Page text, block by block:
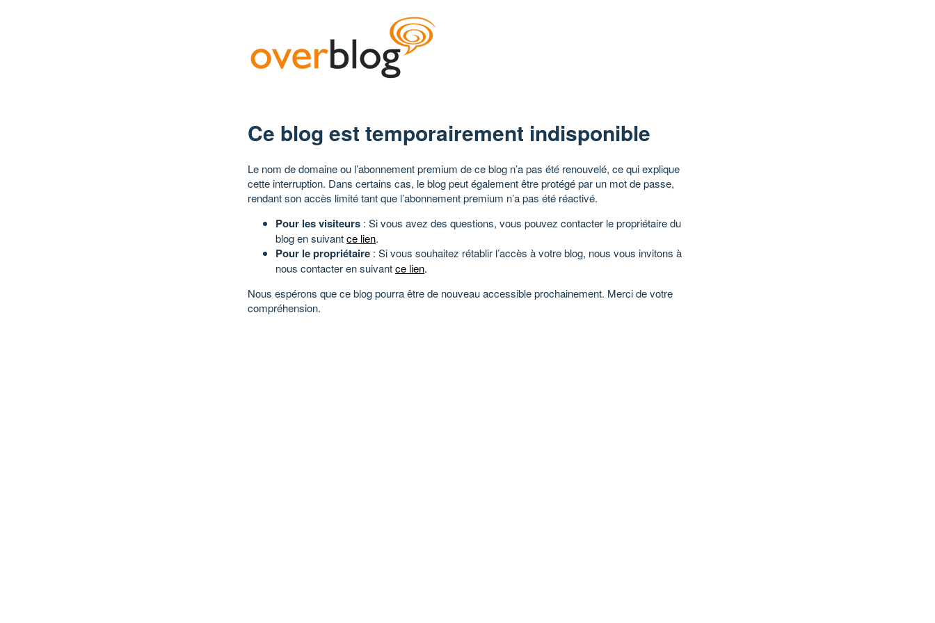
Ce blog est temporairement indisponible
Le nom de domaine ou l’abonnement premium de ce blog n’a pas été renouvelé, ce qui explique
cette interruption. Dans certains cas, le blog peut également être protégé par un mot de passe,
rendant son accès limité tant que l’abonnement premium n’a pas été réactivé.
Pour les visiteurs : Si vous avez des questions, vous pouvez contacter le propriétaire du
blog en suivantce lien.
Pour le propriétaire : Si vous souhaitez rétablir l’accès à votre blog, nous vous invitons à
nous contacter en suivantce lien.
Nous espérons que ce blog pourra être de nouveau accessible prochainement. Merci de votre
compréhension.